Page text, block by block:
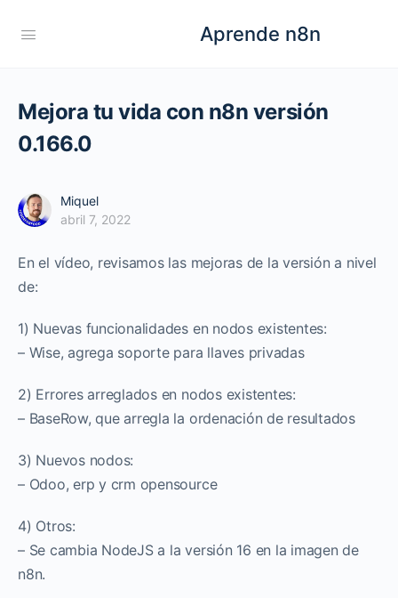
Aprende n8n
Mejora tu vida con n8n versión
0.166.0
Miquel
abril 7, 2022
En el vídeo, revisamos las mejoras de la versión a nivel
de:
1) Nuevas funcionalidades en nodos existentes:
– Wise, agrega soporte para llaves privadas
2) Errores arreglados en nodos existentes:
– BaseRow, que arregla la ordenación de resultados
3) Nuevos nodos:
– Odoo, erp y crm opensource
4) Otros:
– Se cambia NodeJS a la versión 16 en la imagen de
n8n.